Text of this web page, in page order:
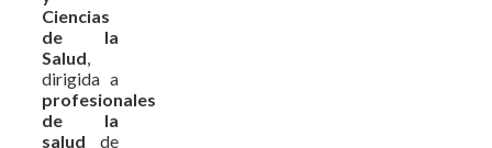
Ciencias
de la
Salud
dirigida a
profesionales
de la
salud de